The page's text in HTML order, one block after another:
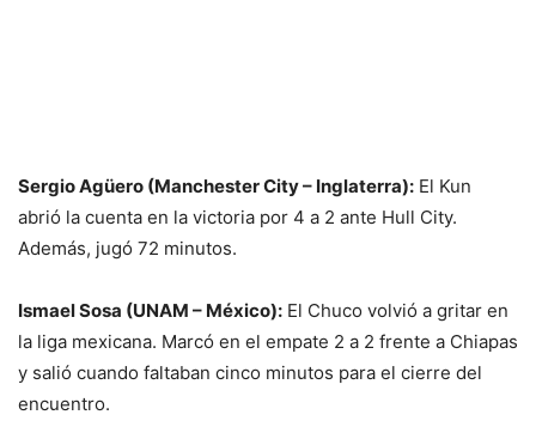
Sergio Agüero (Manchester City – Inglaterra): El Kun
abrió la cuenta en la victoria por 4 a 2 ante Hull City.
Además, jugó 72 minutos.
Ismael Sosa (UNAM – México): El Chuco volvió a gritar en
la liga mexicana. Marcó en el empate 2 a 2 frente a Chiapas
y salió cuando faltaban cinco minutos para el cierre del
encuentro.